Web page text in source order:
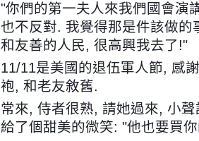
"你們的第一夫人來我們國會演
也不反對. 我覺得那是件該做
和友善的人民, 很高興我去了!"
11/11是美國的退伍軍人節, 感
袍, 和老友敘舊.
常來, 侍者很熟, 請她過來, 小
給了個甜美的微笑: "他也要買